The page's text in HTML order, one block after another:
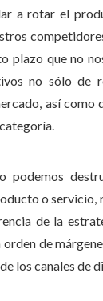
a rotar el
plazo que no
no sólo de
así como
podemos
o servicio,
de la
orden de
los canales de